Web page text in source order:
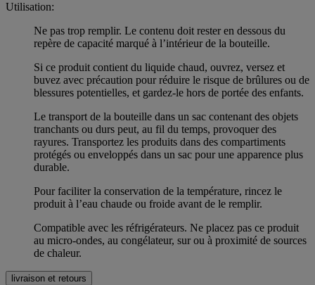
Utilisation:
Ne pas trop remplir. Le contenu doit rester en dessous du
repère de capacité marqué à l’intérieur de la bouteille.
Si ce produit contient du liquide chaud, ouvrez, versez et
buvez avec précaution pour réduire le risque de brûlures ou de
blessures potentielles, et gardez-le hors de portée des enfants.
Le transport de la bouteille dans un sac contenant des objets
tranchants ou durs peut, au fil du temps, provoquer des
rayures. Transportez les produits dans des compartiments
protégés ou enveloppés dans un sac pour une apparence plus
durable.
Pour faciliter la conservation de la température, rincez le
produit à l’eau chaude ou froide avant de le remplir.
Compatible avec les réfrigérateurs. Ne placez pas ce produit
au micro-ondes, au congélateur, sur ou à proximité de sources
de chaleur.
livraison et retours